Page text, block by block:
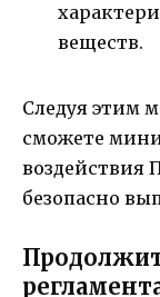
веществ.
Следуя этим
сможете
воздействия
безопасно